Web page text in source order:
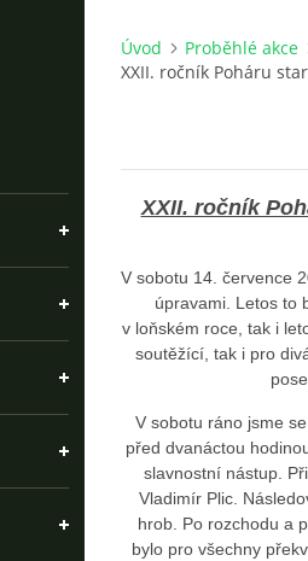
Úvod
Proběhlé akce
XXII. ročník Poháru
XXII. ročník
V sobotu 14. července
úpravami. Letos to
v loňském roce, tak i
soutěžící, tak i pro
V sobotu ráno jsme
před dvanáctou
slavnostní nástup.
Vladimír Plic.
hrob. Po rozchodu a
bylo pro všechny